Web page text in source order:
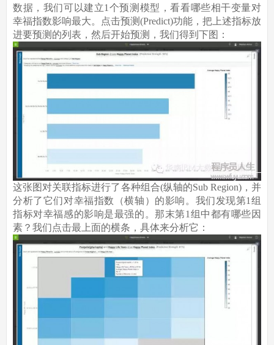
数据，我们可以建立1个预测模型，看看哪些相干变量对
幸福指数影响最大。点击预测(Predict)功能，把上述指标放
进要预测的列表，然后开始预测，我们得到下图：
这张图对关联指标进行了各种组合(纵轴的Sub Region)，并
分析了它们对幸福指数（横轴）的影响。我们发现第1组
指标对幸福感的影响是最强的。那末第1组中都有哪些因
素？我们点击最上面的横条，具体来分析它：